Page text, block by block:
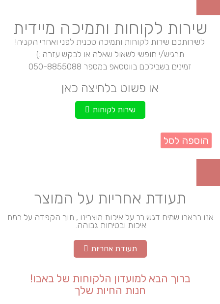
שירות לקוחות ותמיכה מיידית
לשירותכם שירות לקוחות ותמיכה טכנית לפני ואחרי הקניה!
תרגיש/י חופשי לשאול שאלה או לבקש עזרה :)
זמינים בשבילכם בווטסאפ במספר 050-8855088
או פשוט בלחיצה כאן
שירות לקוחות
הוספה לסל
תעודת אחריות על המוצר
אנו בבאבו שמים דגש רב על איכות מוצרינו , תוך הקפדה על רמת
איכות ובטיחות גבוהה.
תעודת אחריות
ברוך הבא למועדון הלקוחות של באבו!
חנות החיות שלך